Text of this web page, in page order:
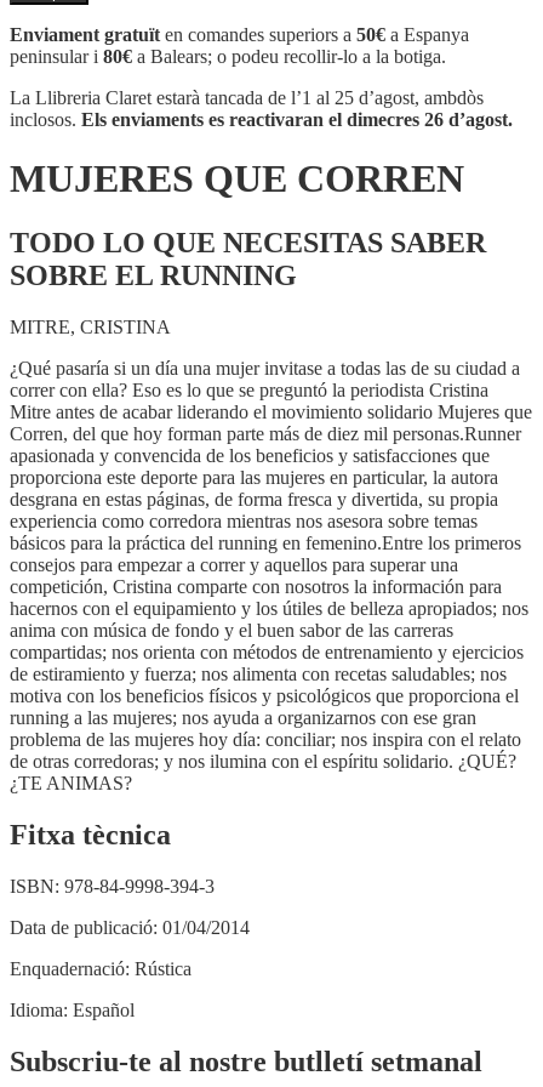
MUJERES
QUE
CORREN
Enviament gratuït en comandes superiors a 50€ a Espanya
peninsular i 80€ a Balears; o podeu recollir-lo a la botiga.
La Llibreria Claret estarà tancada de l’1 al 25 d’agost, ambdòs
inclosos. Els enviaments es reactivaran el dimecres 26 d’agost.
MUJERES QUE CORREN
TODO LO QUE NECESITAS SABER
SOBRE EL RUNNING
MITRE, CRISTINA
¿Qué pasaría si un día una mujer invitase a todas las de su ciudad a
correr con ella? Eso es lo que se preguntó la periodista Cristina
Mitre antes de acabar liderando el movimiento solidario Mujeres que
Corren, del que hoy forman parte más de diez mil personas.Runner
apasionada y convencida de los beneficios y satisfacciones que
proporciona este deporte para las mujeres en particular, la autora
desgrana en estas páginas, de forma fresca y divertida, su propia
experiencia como corredora mientras nos asesora sobre temas
básicos para la práctica del running en femenino.Entre los primeros
consejos para empezar a correr y aquellos para superar una
competición, Cristina comparte con nosotros la información para
hacernos con el equipamiento y los útiles de belleza apropiados; nos
anima con música de fondo y el buen sabor de las carreras
compartidas; nos orienta con métodos de entrenamiento y ejercicios
de estiramiento y fuerza; nos alimenta con recetas saludables; nos
motiva con los beneficios físicos y psicológicos que proporciona el
running a las mujeres; nos ayuda a organizarnos con ese gran
problema de las mujeres hoy día: conciliar; nos inspira con el relato
de otras corredoras; y nos ilumina con el espíritu solidario. ¿QUÉ?
¿TE ANIMAS?
Fitxa tècnica
ISBN: 978-84-9998-394-3
Data de publicació: 01/04/2014
Enquadernació: Rústica
Idioma: Español
Subscriu-te al nostre butlletí setmanal